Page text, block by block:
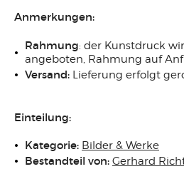
Anmerkungen:
Rahmung: der Kunstdruck
angeboten, Rahmung auf
Versand: Lieferung erfolgt
Einteilung:
Kategorie: Bilder & Werke
Bestandteil von: Gerhard